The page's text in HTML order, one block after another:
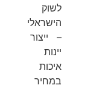
לשוק
הישראלי
– ייצור
יינות
איכות
במחיר